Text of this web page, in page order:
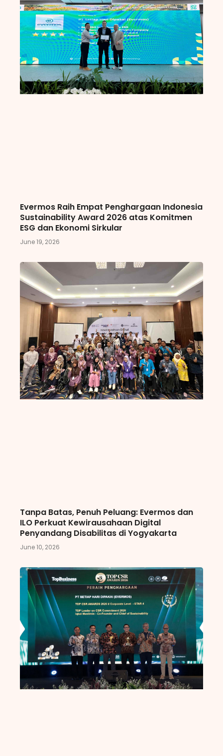
Evermos Raih Empat Penghargaan Indonesia
Sustainability Award 2026 atas Komitmen
ESG dan Ekonomi Sirkular
June 19, 2026
Tanpa Batas, Penuh Peluang: Evermos dan
ILO Perkuat Kewirausahaan Digital
Penyandang Disabilitas di Yogyakarta
June 10, 2026